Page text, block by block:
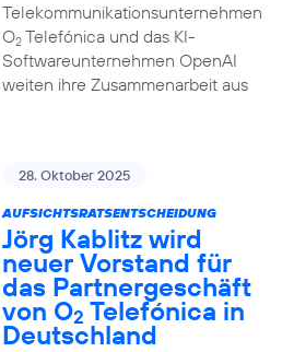
Telekommunikationsunternehmen
O2Telefónica und das KI-
Softwareunternehmen OpenAI
weiten ihre Zusammenarbeit aus
28. Oktober 2025
AUFSICHTSRATSENTSCHEIDUNG
Jörg Kablitz wird
neuer Vorstand für
das Partnergeschäft
von O2 Telefónica in
Deutschland